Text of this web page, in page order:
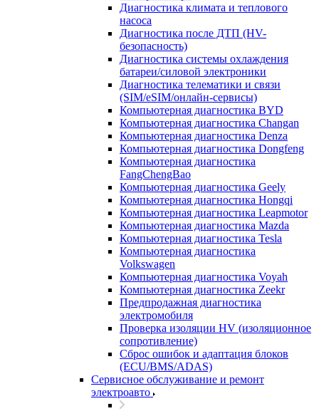
Диагностика климата и теплового
насоса
Диагностика после ДТП (HV-
безопасность)
Диагностика системы охлаждения
батареи/силовой электроники
Диагностика телематики и связи
(SIM/eSIM/онлайн-сервисы)
Компьютерная диагностика BYD
Компьютерная диагностика Changan
Компьютерная диагностика Denza
Компьютерная диагностика Dongfeng
Компьютерная диагностика
FangChengBao
Компьютерная диагностика Geely
Компьютерная диагностика Hongqi
Компьютерная диагностика Leapmotor
Компьютерная диагностика Mazda
Компьютерная диагностика Tesla
Компьютерная диагностика
Volkswagen
Компьютерная диагностика Voyah
Компьютерная диагностика Zeekr
Предпродажная диагностика
электромобиля
Проверка изоляции HV (изоляционное
сопротивление)
Сброс ошибок и адаптация блоков
(ECU/BMS/ADAS)
Сервисное обслуживание и ремонт
электроавто